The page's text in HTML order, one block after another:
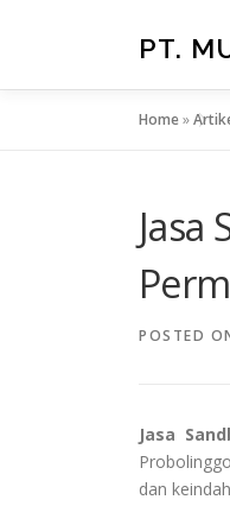
PT.
Home»
POSTED
Jasa
dan